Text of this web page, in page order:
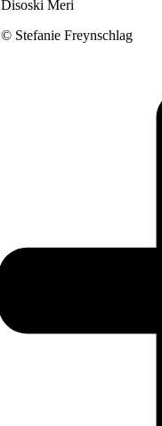
Disoski Meri
© Stefanie Freynschlag